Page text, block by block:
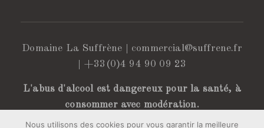
Domaine La Suffrène | commercial@suffrene.fr
+33(0)4 94 90 09 23
L'abus d'alcool est dangereux pour la santé, à
consommer avec modération.
Nous utilisons des cookies pour vous garantir la meilleure